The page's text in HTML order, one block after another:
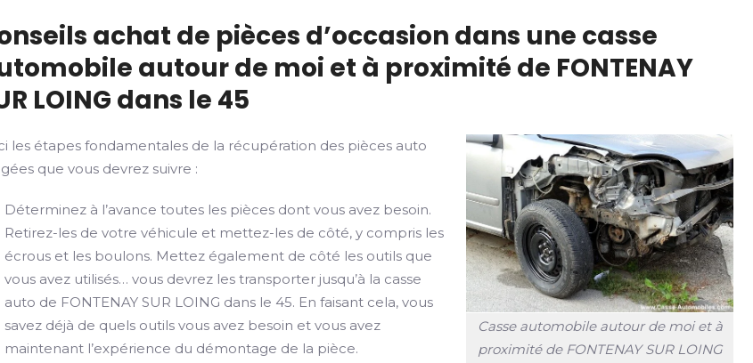
achat de pièces d’occasion dans une casse
autour de moi et à proximité de FONTENAY
LOING dans le 45
Casse automobile autour de moi et à
proximité de FONTENAY SUR LOING
les étapes fondamentales de la récupération des pièces auto
que vous devrez suivre :
Déterminez à l’avance toutes les pièces dont vous avez besoin.
Retirez-les de votre véhicule et mettez-les de côté, y compris les
écrous et les boulons. Mettez également de côté les outils que
vous avez utilisés… vous devrez les transporter jusqu’à la casse
auto de FONTENAY SUR LOING dans le 45. En faisant cela, vous
savez déjà de quels outils vous avez besoin et vous avez
maintenant l’expérience du démontage de la pièce.